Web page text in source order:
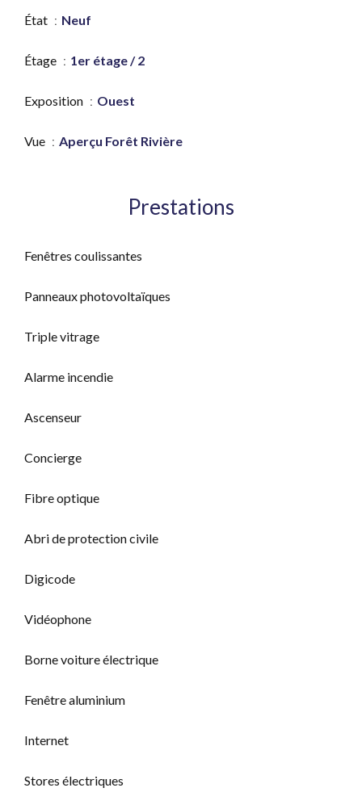
État Neuf
Étage 1er étage / 2
Exposition Ouest
Vue Aperçu Forêt Rivière
Prestations
Fenêtres coulissantes
Panneaux photovoltaïques
Triple vitrage
Alarme incendie
Ascenseur
Concierge
Fibre optique
Abri de protection civile
Digicode
Vidéophone
Borne voiture électrique
Fenêtre aluminium
Internet
Stores électriques